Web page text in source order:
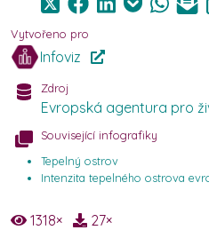
Vytvořeno pro
Infoviz
Zdroj
Evropská agentura pro
Související infografiky
Tepelný ostrov
Intenzita tepelného ostrova
1318× 27×